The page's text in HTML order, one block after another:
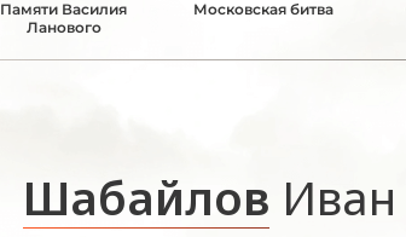
Памяти Василия
Ланового
Московская битва
Шабайлов